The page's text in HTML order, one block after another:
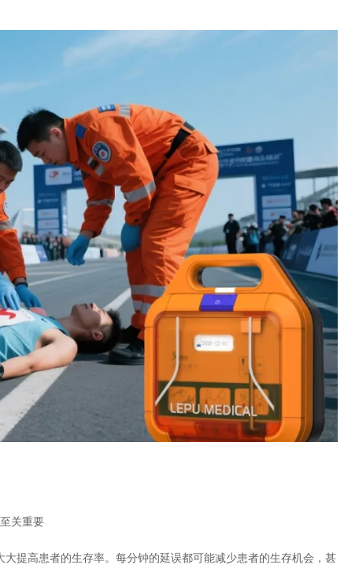
关重要
提高患者的生存率。每分钟的延误都可能减少患者的生存机会，甚